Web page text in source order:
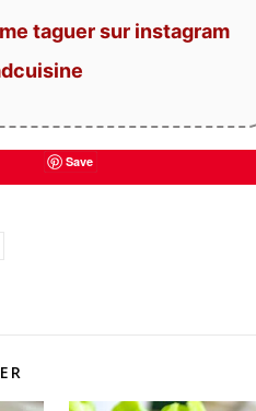
taguer sur instagram
Save